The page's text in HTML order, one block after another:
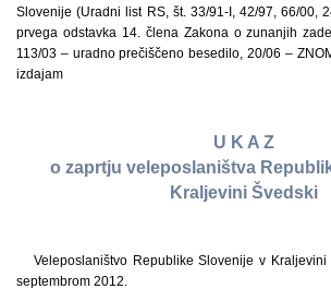
Slovenije (Uradni list RS, št. 33/91-I, 42/97, 66/00,
prvega odstavka 14. člena Zakona o zunanjih
113/03 – uradno prečiščeno besedilo, 20/06 –
izdajam
U K A Z
o zaprtju veleposlaništva
Kraljevini Švedski
Veleposlaništvo Republike Slovenije v
septembrom 2012.